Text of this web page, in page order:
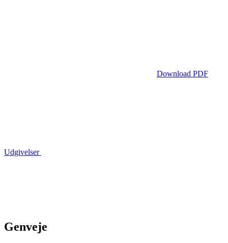
Download PDF
Udgivelser
Genveje